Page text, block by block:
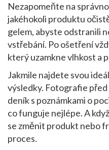
Nezapomeňte na
jakéhokoli produktu
gelem, abyste odstranili
vstřebání. Po ošetření
který uzamkne vlhkost a
Jakmile najdete svou
výsledky. Fotografie
deník s poznámkami o
co funguje nejlépe. A
se změnit produkt nebo
proces.